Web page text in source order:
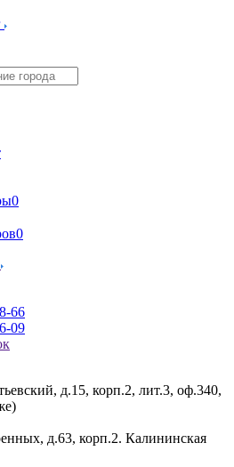
0
0
66
09
д.15, корп.2, лит.3, оф.340,
д.63, корп.2. Калининская